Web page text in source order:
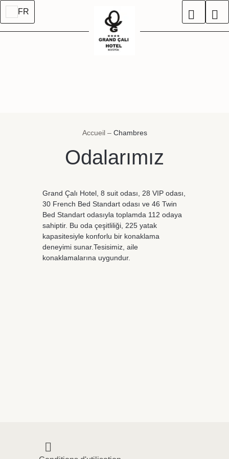
FR
Accueil – Chambres
Odalarımız
Grand Çalı Hotel, 8 suit odası, 28 VIP odası,
30 French Bed Standart odası ve 46 Twin
Bed Standart odasıyla toplamda 112 odaya
sahiptir. Bu oda çeşitliliği, 225 yatak
kapasitesiyle konforlu bir konaklama
deneyimi sunar.Tesisimiz, aile
konaklamalarına uygundur.